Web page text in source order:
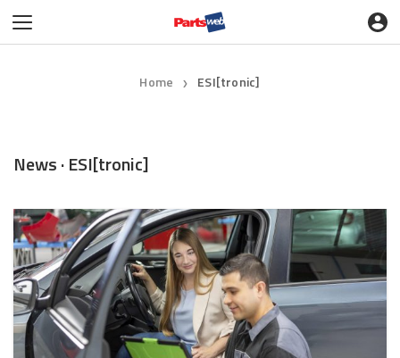
Home ❯ ESI[tronic]
News · ESI[tronic]